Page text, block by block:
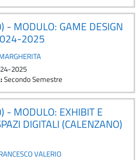
MODULO: GAME DESIGN
2025
2025
:Secondo Semestre
MODULO: EXHIBIT E
DIGITALI (CALENZANO)
VALERIO